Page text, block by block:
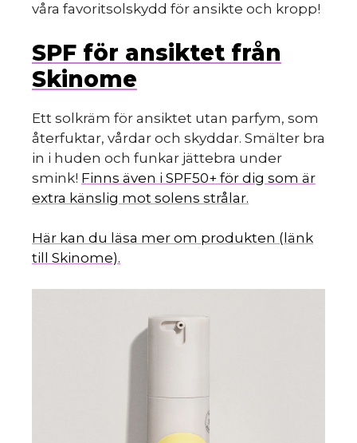
våra favoritsolskydd för ansikte och kropp!
SPF för ansiktet från
Skinome
Ett solkräm för ansiktet utan parfym, som
återfuktar, vårdar och skyddar. Smälter bra
in i huden och funkar jättebra under
smink! Finns även i SPF50+ för dig som är
extra känslig mot solens strålar.
Här kan du läsa mer om produkten (länk
till Skinome).